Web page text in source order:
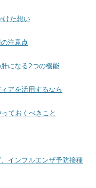
けた想い
注意点
になる2つの機能
アを活用するなら
ておくべきこと
インフルエンザ予防接種